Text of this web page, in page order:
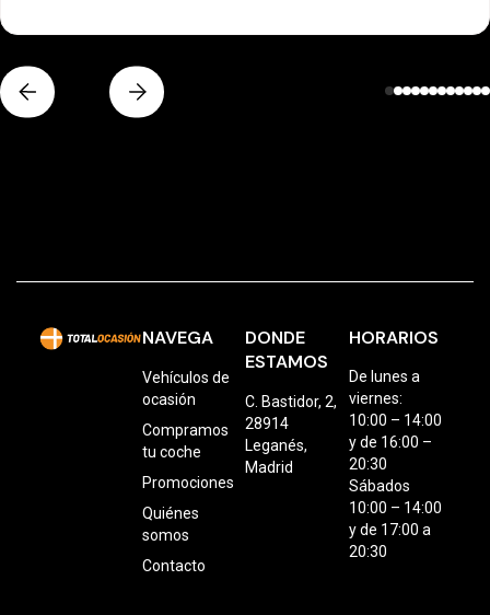
NAVEGA
Vehículos de
ocasión
Compramos
tu coche
Promociones
Quiénes
somos
Contacto
DONDE
ESTAMOS
C. Bastidor, 2,
28914
Leganés,
Madrid
HORARIOS
De lunes a
viernes:
10:00 – 14:00
y de 16:00 –
20:30
Sábados
10:00 – 14:00
y de 17:00 a
20:30